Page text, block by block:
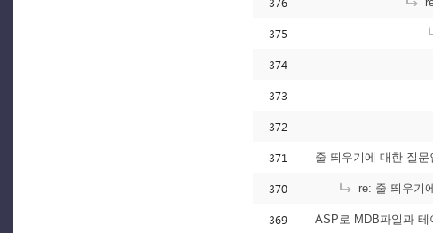
375
374
373
372
371 줄 띄우기에 대한 질
370 re: 줄 띄우기
369 ASP로 MDB파일과 테